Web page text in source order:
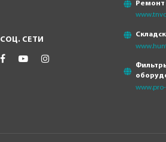
СОЦ. СЕТИ
Ремонт